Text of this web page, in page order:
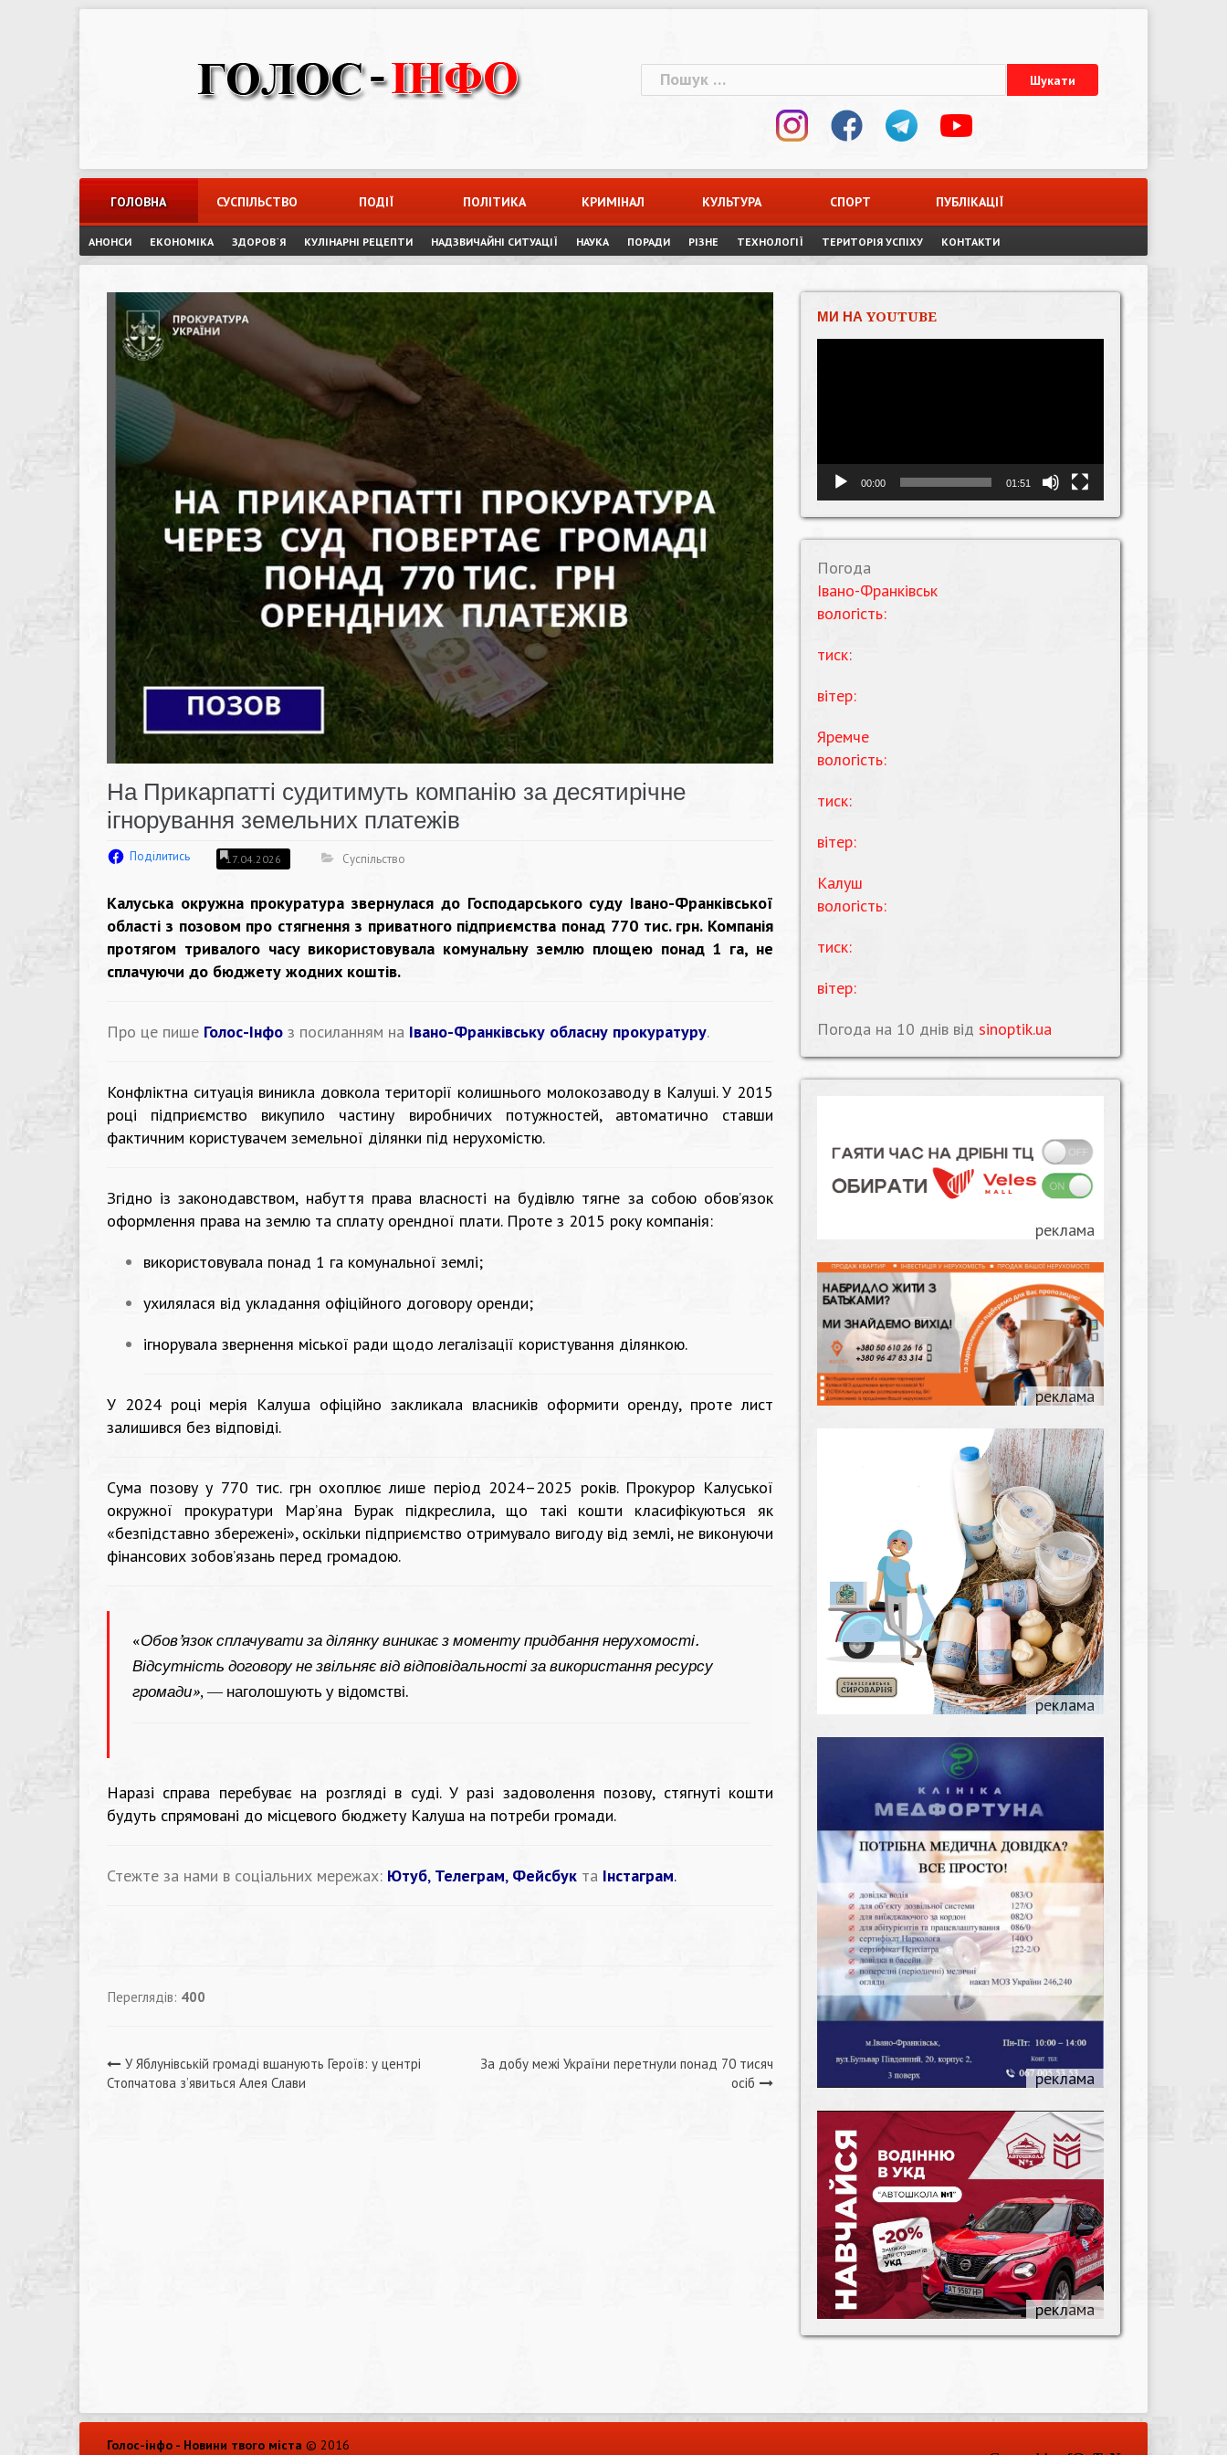
Пошук:
ГОЛОВНА СУСПІЛЬСТВО ПОДІЇ ПОЛІТИКА КРИМІНАЛ КУЛЬТУРА СПОРТ ПУБЛІКАЦІЇ
АНОНСИ ЕКОНОМІКА ЗДОРОВ`Я КУЛІНАРНІ РЕЦЕПТИ НАДЗВИЧАЙНІ СИТУАЦІЇ НАУКА ПОРАДИ РІЗНЕ ТЕХНОЛОГІЇ ТЕРИТОРІЯ УСПІХУ КОНТАКТИ
На Прикарпатті судитимуть компанію за десятирічне
ігнорування земельних платежів
Поділитись 17.04.2026 Суспільство
Калуська окружна прокуратура звернулася до Господарського суду Івано-Франківської
області з позовом про стягнення з приватного підприємства понад 770 тис. грн. Компанія
протягом тривалого часу використовувала комунальну землю площею понад 1 га, не
сплачуючи до бюджету жодних коштів.
Про це пише Голос-Інфо з посиланням на Івано-Франківську обласну прокуратуру.
Конфліктна ситуація виникла довкола території колишнього молокозаводу в Калуші. У 2015
році підприємство викупило частину виробничих потужностей, автоматично ставши
фактичним користувачем земельної ділянки під нерухомістю.
Згідно із законодавством, набуття права власності на будівлю тягне за собою обов’язок
оформлення права на землю та сплату орендної плати. Проте з 2015 року компанія:
використовувала понад 1 га комунальної землі;
ухилялася від укладання офіційного договору оренди;
ігнорувала звернення міської ради щодо легалізації користування ділянкою.
У 2024 році мерія Калуша офіційно закликала власників оформити оренду, проте лист
залишився без відповіді.
Сума позову у 770 тис. грн охоплює лише період 2024–2025 років. Прокурор Калуської
окружної прокуратури Мар’яна Бурак підкреслила, що такі кошти класифікуються як
«безпідставно збережені», оскільки підприємство отримувало вигоду від землі, не виконуючи
фінансових зобов’язань перед громадою.
«Обов’язок сплачувати за ділянку виникає з моменту придбання нерухомості.
Відсутність договору не звільняє від відповідальності за використання ресурсу
громади», — наголошують у відомстві.
Наразі справа перебуває на розгляді в суді. У разі задоволення позову, стягнуті кошти
будуть спрямовані до місцевого бюджету Калуша на потреби громади.
Стежте за нами в соціальних мережах: Ютуб, Телеграм, Фейсбук та Інстаграм.
Переглядів: 400
Навігація
У Яблунівській громаді вшанують Героїв: у центрі
Стопчатова з’явиться Алея Слави
За добу межі України перетнули понад 70 тисяч
осіб
МИ НА YOUTUBE
00:00 01:51
Погода
Івано-Франківськ
вологість:
тиск:
вітер:
Яремче
вологість:
тиск:
вітер:
Калуш
вологість:
тиск:
вітер:
Погода на 10 днів від sinoptik.ua
Голос-інфо - Новини твого міста © 2016